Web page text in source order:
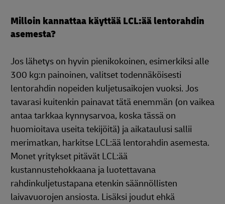
Milloin kannattaa käyttää LCL:ää lentorahdin
asemesta?
Jos lähetys on hyvin pienikokoinen, esimerkiksi alle
300 kg:n painoinen, valitset todennäköisesti
lentorahdin nopeiden kuljetusaikojen vuoksi. Jos
tavarasi kuitenkin painavat tätä enemmän (on vaikea
antaa tarkkaa kynnysarvoa, koska tässä on
huomioitava useita tekijöitä) ja aikataulusi sallii
merimatkan, harkitse LCL:ää lentorahdin asemesta.
Monet yritykset pitävät LCL:ää
kustannustehokkaana ja luotettavana
rahdinkuljetustapana etenkin säännöllisten
laivavuorojen ansiosta. Lisäksi joudut ehkä